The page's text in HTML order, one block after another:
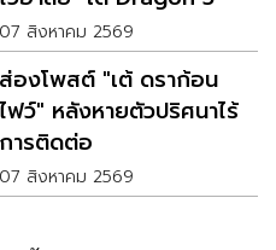
07 สิงหาคม 2569
ส่องโพสต์ "เต้ ดราก้อน
ไฟว์" หลังหายตัวปริศนาไร้
การติดต่อ
07 สิงหาคม 2569